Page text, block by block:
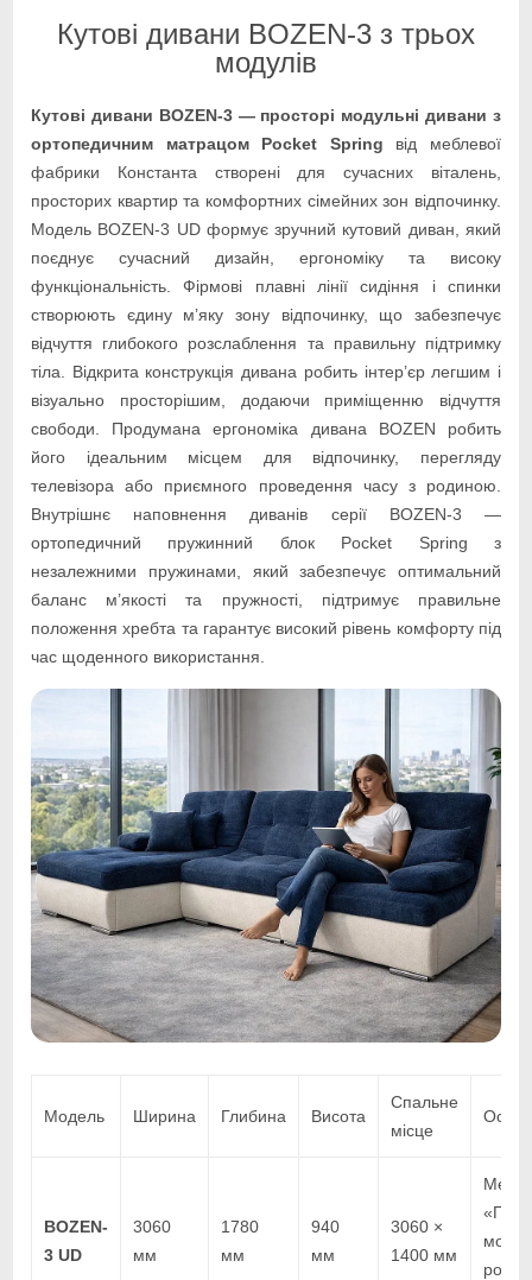
Кутові дивани BOZEN-3 з трьох
модулів
Кутові дивани BOZEN-3 — просторі модульні дивани з
ортопедичним матрацом Pocket Spring від меблевої
фабрики Константа створені для сучасних віталень,
просторих квартир та комфортних сімейних зон відпочинку.
Модель BOZEN-3 UD формує зручний кутовий диван, який
поєднує сучасний дизайн, ергономіку та високу
функціональність. Фірмові плавні лінії сидіння і спинки
створюють єдину м’яку зону відпочинку, що забезпечує
відчуття глибокого розслаблення та правильну підтримку
тіла. Відкрита конструкція дивана робить інтер’єр легшим і
візуально просторішим, додаючи приміщенню відчуття
свободи. Продумана ергономіка дивана BOZEN робить
його ідеальним місцем для відпочинку, перегляду
телевізора або приємного проведення часу з родиною.
Внутрішнє наповнення диванів серії BOZEN-3 —
ортопедичний пружинний блок Pocket Spring з
незалежними пружинами, який забезпечує оптимальний
баланс м’якості та пружності, підтримує правильне
положення хребта та гарантує високий рівень комфорту під
час щоденного використання.
Модель Ширина Глибина Висота
Спальне
місце
BOZEN-
3 UD
3060
мм
1780
мм
940
мм
3060 ×
1400 мм